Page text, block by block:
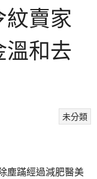
賣家
和去
未分類
塵蹣經過減肥醫美